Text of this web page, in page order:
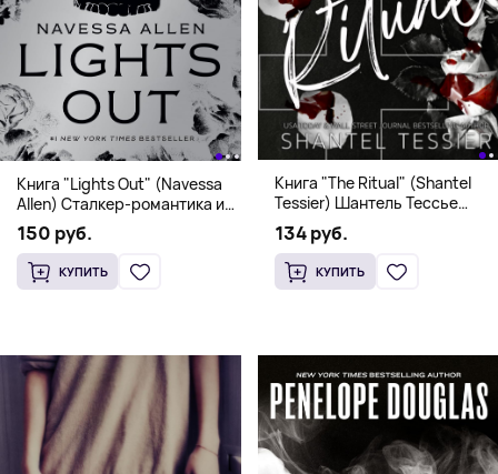
Книга "Lights Out" (Navessa
Allen) Сталкер-романтика и
человек в маске (18+)
150 руб.
КУПИТЬ
Книга "The Ritual" (Shantel
Tessier) Шантель Тессье
Экстремальный дарк-
романс бестселлер (18+)
134 руб.
КУПИТЬ